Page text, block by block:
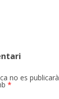
no es publicarà
*